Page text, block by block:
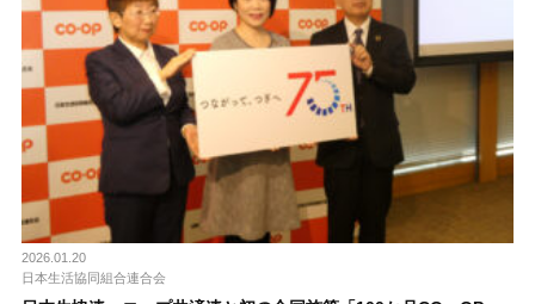
2026.01.20
日本生活協同組合連合会